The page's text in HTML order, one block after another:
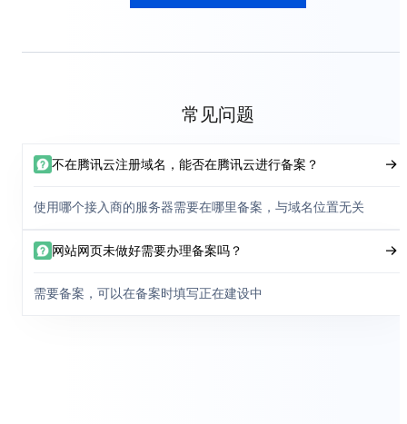
常见问题
不在腾讯云注册域名，能否在腾讯云进行备案？
使用哪个接入商的服务器需要在哪里备案，与域名位置无关
网站网页未做好需要办理备案吗？
需要备案，可以在备案时填写正在建设中